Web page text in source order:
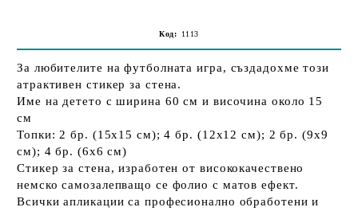
Код: 1113
За любителите на футболната игра, създадохме този
атрактивен стикер за стена.
Име на детето с ширина 60 см и височина около 15
см
Топки: 2 бр. (15х15 см); 4 бр. (12х12 см); 2 бр. (9х9
см); 4 бр. (6х6 см)
Стикер за стена, изработен от висококачествено
немско самозалепващо се фолио с матов ефект.
Всички апликации са професионално обработени и